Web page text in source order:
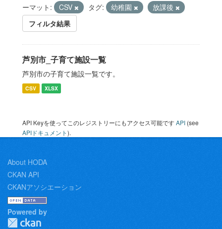
ーマット:
CSV タグ: 幼稚園
放課後
フィルタ結果
芦別市_子育て施設一覧
芦別市の子育て施設一覧です。
CSV XLSX
API Keyを使ってこのレジストリーにもアクセス可能ですAPI (see
APIドキュメント).
About HODA
CKAN API
CKANアソシエーション
Powered by